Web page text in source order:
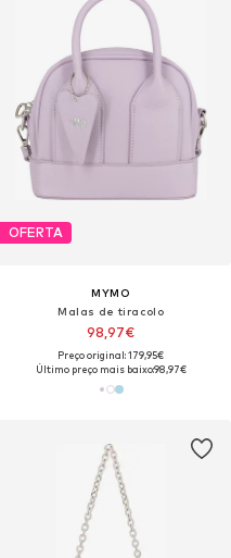
OFERTA
MYMO
Malas de tiracolo
98,97€
Preço original: 179,95€
Último preço mais baixo:98,97€